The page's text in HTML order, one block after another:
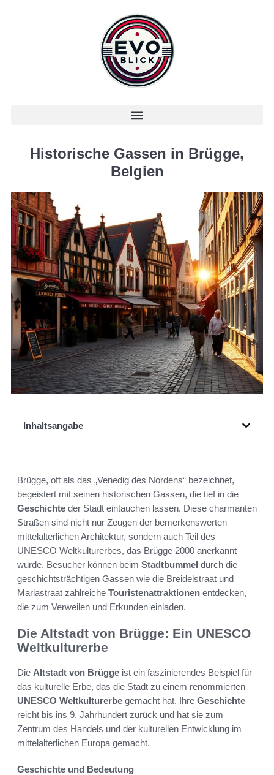
Historische Gassen in Brügge,
Belgien
Inhaltsangabe
Brügge, oft als das „Venedig des Nordens“ bezeichnet,
begeistert mit seinen historischen Gassen, die tief in die
Geschichte der Stadt eintauchen lassen. Diese charmanten
Straßen sind nicht nur Zeugen der bemerkenswerten
mittelalterlichen Architektur, sondern auch Teil des
UNESCO Weltkulturerbes, das Brügge 2000 anerkannt
wurde. Besucher können beim Stadtbummel durch die
geschichtsträchtigen Gassen wie die Breidelstraat und
Mariastraat zahlreiche Touristenattraktionen entdecken,
die zum Verweilen und Erkunden einladen.
Die Altstadt von Brügge: Ein UNESCO
Weltkulturerbe
Die Altstadt von Brügge ist ein faszinierendes Beispiel für
das kulturelle Erbe, das die Stadt zu einem renommierten
UNESCO Weltkulturerbe gemacht hat. Ihre Geschichte
reicht bis ins 9. Jahrhundert zurück und hat sie zum
Zentrum des Handels und der kulturellen Entwicklung im
mittelalterlichen Europa gemacht.
Geschichte und Bedeutung